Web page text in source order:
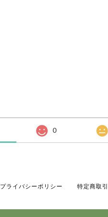
0
プライバシーポリシー 特定商取